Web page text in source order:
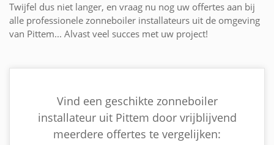
Twijfel dus niet langer, en vraag nu nog uw offertes aan bij
alle professionele zonneboiler installateurs uit de omgeving
van Pittem... Alvast veel succes met uw project!
Vind een geschikte zonneboiler
installateur uit Pittem door vrijblijvend
meerdere offertes te vergelijken: